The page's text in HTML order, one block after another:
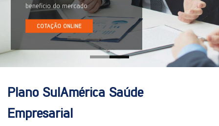
benefício do mercado.
COTAÇÃO ONLINE
Plano SulAmérica Saúde
Empresarial